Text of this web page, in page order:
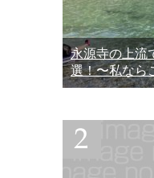
永源寺の上流
選！〜私なら